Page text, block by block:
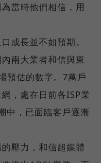
當時他們相信，用
成長並不如預期。
兩大業者和信與東
預估的數字。7萬戶
，處在日前各ISP業
中，已面臨客戶逐漸
壓力，和信超媒體